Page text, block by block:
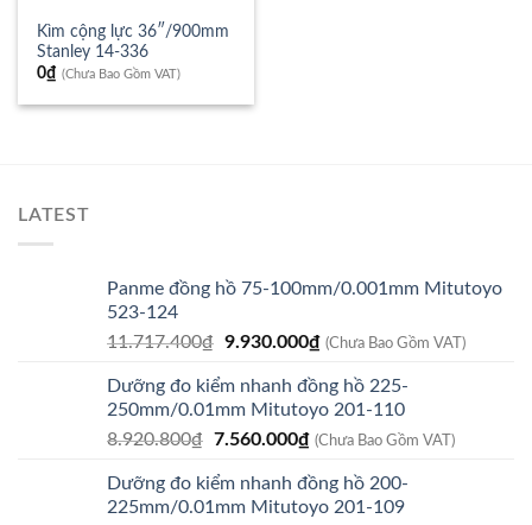
Kìm cộng lực 36″/900mm
Stanley 14-336
0₫ (Chưa Bao Gồm VAT)
LATEST
Panme đồng hồ 75-100mm/0.001mm Mitutoyo
523-124
11.717.400₫ Giá
là:
11.717.400₫.
9.930.000₫Giá
tại
là:
9.930.000₫.
(Chưa Bao Gồm VAT)
Dưỡng đo kiểm nhanh đồng hồ 225-
250mm/0.01mm Mitutoyo 201-110
8.920.800₫ Giá
là:
8.920.800₫.
7.560.000₫Giá
tại
là:
(Chưa Bao Gồm VAT)
Dưỡng đo kiểm nhanh đồng hồ 200-
225mm/0.01mm Mitutoyo 201-109